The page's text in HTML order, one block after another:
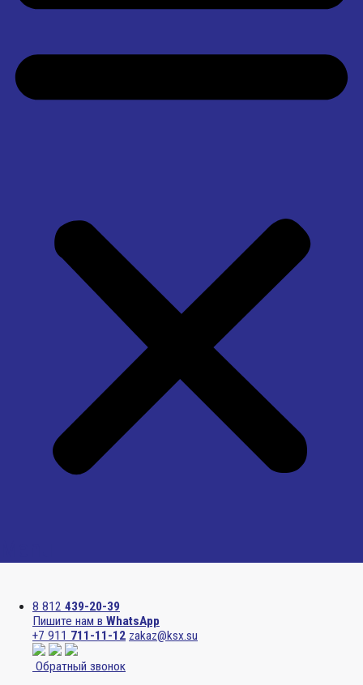
8 812 439-20-39
Пишите нам в WhatsApp
+7 911 711-11-12 zakaz@ksx.su
Обратный звонок